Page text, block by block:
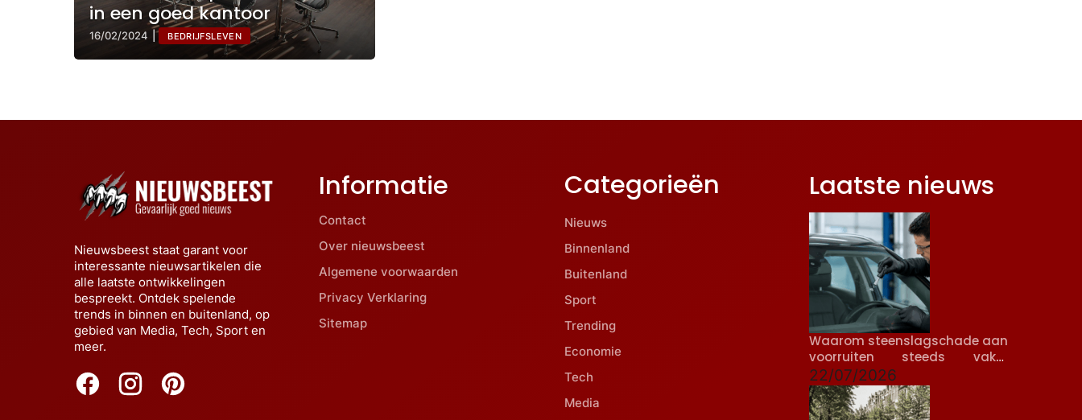
in een goed kantoor
16/02/2024 BEDRIJFSLEVEN
Nieuwsbeest staat garant voor
interessante nieuwsartikelen die
alle laatste ontwikkelingen
bespreekt. Ontdek spelende
trends in binnen en buitenland, op
gebied van Media, Tech, Sport en
meer.
Informatie
Contact
Over nieuwsbeest
Algemene voorwaarden
Privacy Verklaring
Sitemap
Categorieën
Nieuws
Binnenland
Buitenland
Sport
Trending
Economie
Tech
Media
Laatste nieuws
Waarom steenslagschade aan
voorruiten steeds vaker
voorkomt
22/07/2026